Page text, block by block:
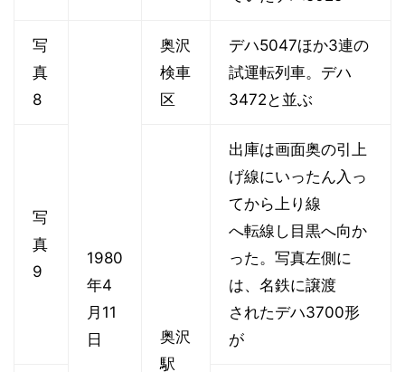
写
真
8
1980
年4
月11
日
奥沢
検車
区
デハ5047ほか3連の
試運転列車。デハ
3472と並ぶ
写
真
9
奥沢
駅
出庫は画面奥の引上
げ線にいったん入っ
てから上り線
へ転線し目黒へ向か
った。写真左側に
は、名鉄に譲渡
されたデハ3700形
が